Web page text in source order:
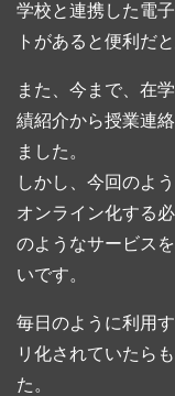
学校と連携した電
トがあると便利だ
また、今まで、在
績紹介から授業連
ました。
しかし、今回のよ
オンライン化する
のようなサービス
いです。
毎日のように利用
リ化されていたら
た。